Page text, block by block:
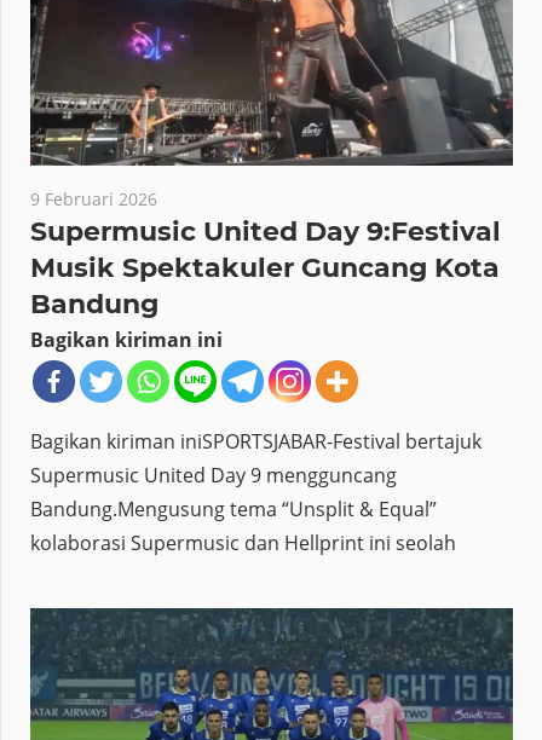
9 Februari 2026
Supermusic United Day 9:Festival
Musik Spektakuler Guncang Kota
Bandung
Bagikan kiriman ini
Bagikan kiriman iniSPORTSJABAR-Festival bertajuk
Supermusic United Day 9 mengguncang
Bandung.Mengusung tema “Unsplit & Equal”
kolaborasi Supermusic dan Hellprint ini seolah